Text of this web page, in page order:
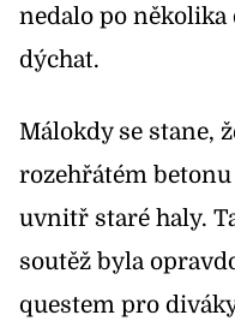
nedalo po
dýchat.
Málokdy se stane,
rozehřátém
uvnitř staré haly.
soutěž byla
questem pro